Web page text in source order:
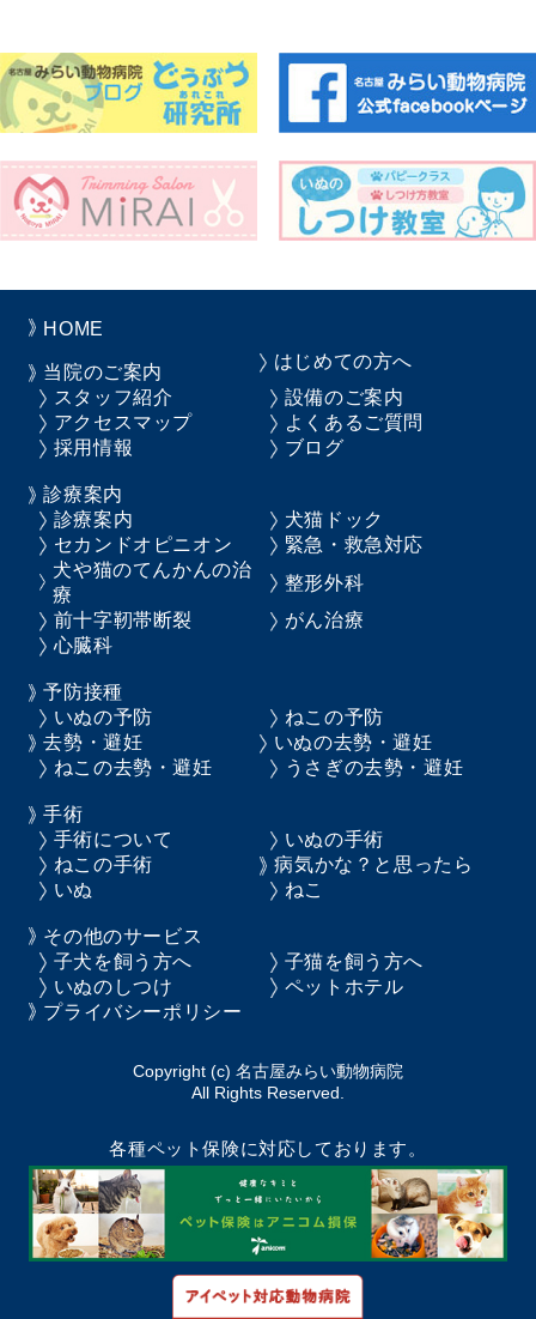
HOME
当院のご案内
はじめての方へ
スタッフ紹介
設備のご案内
アクセスマップ
よくあるご質問
採用情報
ブログ
診療案内
診療案内
犬猫ドック
セカンドオピニオン
緊急・救急対応
犬や猫のてんかんの治
療
整形外科
前十字靭帯断裂
がん治療
心臓科
予防接種
いぬの予防
ねこの予防
去勢・避妊
いぬの去勢・避妊
ねこの去勢・避妊
うさぎの去勢・避妊
手術
手術について
いぬの手術
ねこの手術
病気かな？と思ったら
いぬ
ねこ
その他のサービス
子犬を飼う方へ
子猫を飼う方へ
いぬのしつけ
ペットホテル
プライバシーポリシー
Copyright (c) 名古屋みらい動物病院
All Rights Reserved.
各種ペット保険に対応しております。